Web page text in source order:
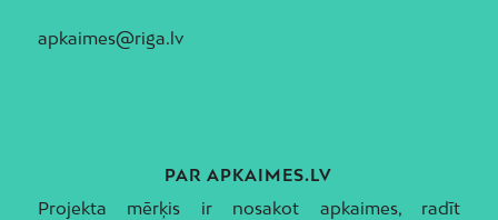
apkaimes@riga.lv
PAR APKAIMES.LV
Projekta mērķis ir nosakot apkaimes, radīt